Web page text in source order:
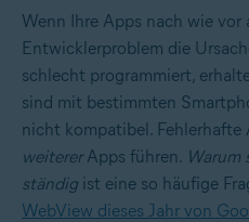
Wenn Ihre Apps nach wie
Entwicklerproblem die
schlecht programmiert,
sind mit bestimmten
nicht kompatibel. Fehlerhafte
weitererApps führen. Warum
ständig ist eine so häufige
WebView dieses Jahr von